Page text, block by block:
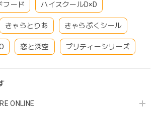
フード ハイスクールD×D
きゃらとりあ きゃらぷくシール
恋と深空 プリティーシリーズ
ONLINE